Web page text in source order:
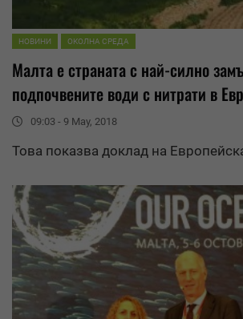
НОВИНИ ОКОЛНА СРЕДА
Малта е страната с най-силно
подпочвените води с нитрати в
09:03 - 9 May, 2018
Това показва доклад на